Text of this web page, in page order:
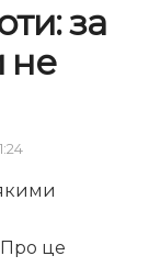
за
не
Про це